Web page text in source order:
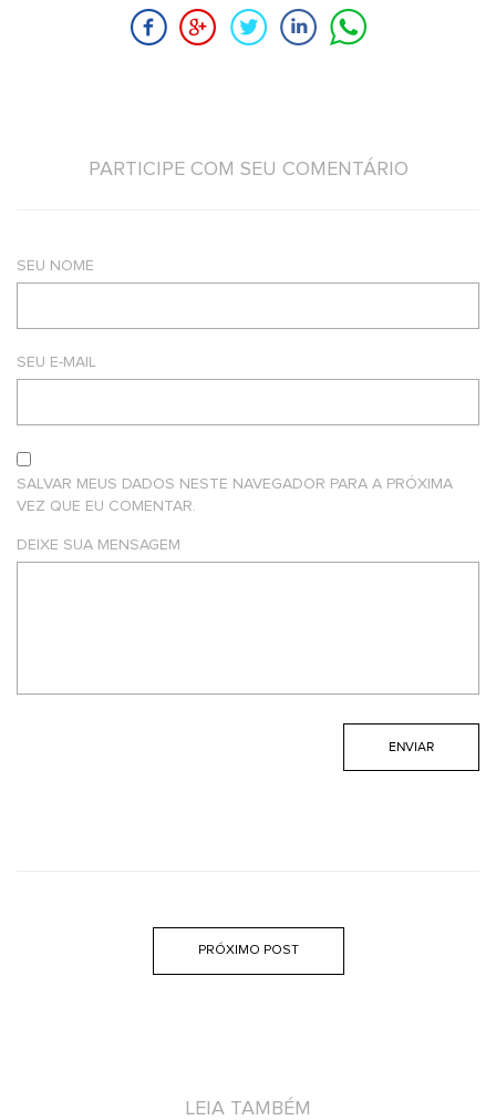
PARTICIPE COM SEU COMENTÁRIO
SEU NOME
SEU E-MAIL
SALVAR MEUS DADOS NESTE NAVEGADOR PARA A PRÓXIMA
VEZ QUE EU COMENTAR.
DEIXE SUA MENSAGEM
PRÓXIMO POST
LEIA TAMBÉM